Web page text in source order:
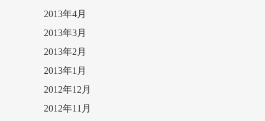
2013年4月
2013年3月
2013年2月
2013年1月
2012年12月
2012年11月